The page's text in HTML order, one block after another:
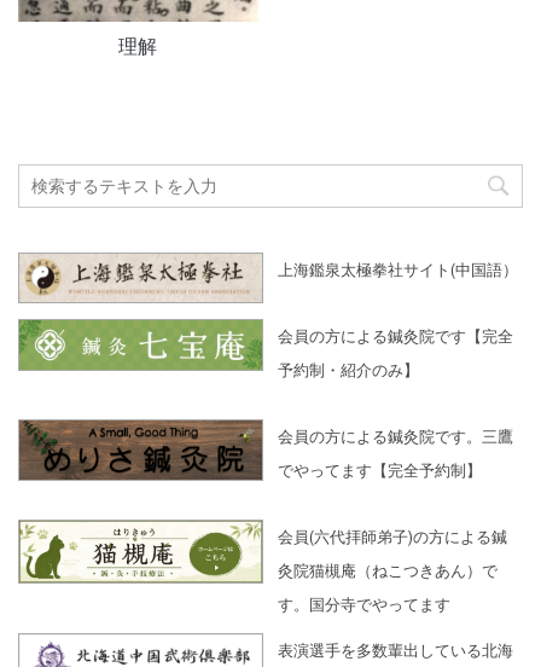
理解
上海鑑泉太極拳社サイト(中国語）
会員の方による鍼灸院です【完全
予約制・紹介のみ】
会員の方による鍼灸院です。三鷹
でやってます【完全予約制】
会員(六代拝師弟子)の方による鍼
灸院猫槻庵（ねこつきあん）で
す。国分寺でやってます
表演選手を多数輩出している北海